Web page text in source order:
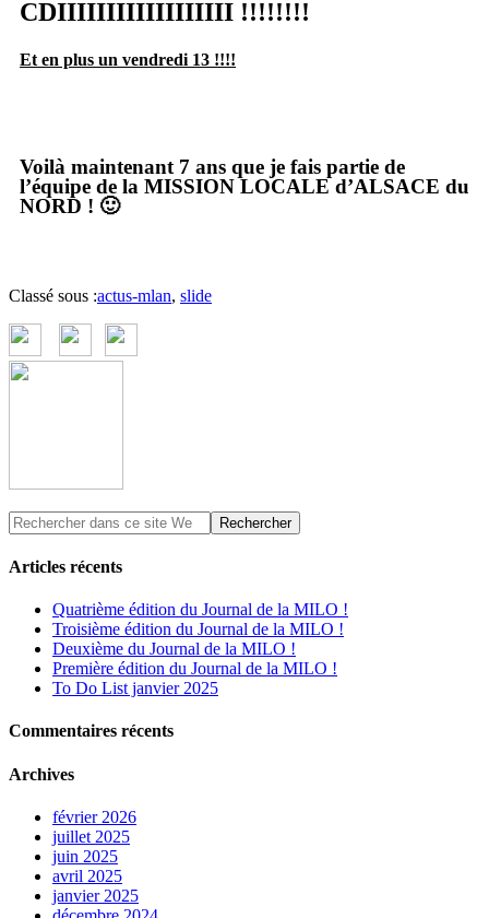
CDIIIIIIIIIIIIIIIIII !!!!!!!!
Et en plus un vendredi 13 !!!!
Voilà maintenant 7 ans que je fais partie de
l’équipe de la MISSION LOCALE d’ALSACE du
NORD ! 🙂
Classé sous :actus-mlan, slide
Articles récents
Quatrième édition du Journal de la MILO !
Troisième édition du Journal de la MILO !
Deuxième du Journal de la MILO !
Première édition du Journal de la MILO !
To Do List janvier 2025
Commentaires récents
Archives
février 2026
juillet 2025
juin 2025
avril 2025
janvier 2025